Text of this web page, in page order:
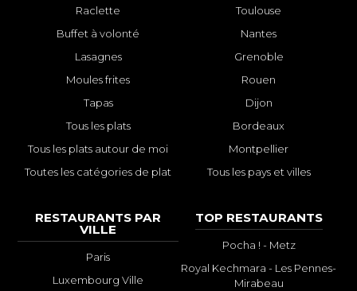
Raclette
Buffet à volonté
Lasagnes
Moules frites
Tapas
Tous les plats
Tous les plats autour de moi
Toutes les catégories de plat
Toulouse
Nantes
Grenoble
Rouen
Dijon
Bordeaux
Montpellier
Tous les pays et villes
RESTAURANTS PAR
VILLE
Paris
Luxembourg Ville
TOP RESTAURANTS
Pocha ! - Metz
Royal Kechmara - Les Pennes-
Mirabeau